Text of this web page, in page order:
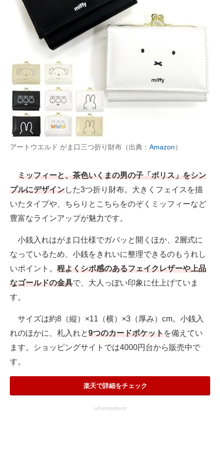
アートウエルド がま口三つ折り財布（出典： Amazon）
ミッフィーと、茶色いくまの男の子「ボリス」をシン
プルにデザインした3つ折り財布。大きくフェイスを描
いたタイプや、ちらりとこちらをのぞくミッフィーなど
豊富なラインアップが魅力です。
小銭入れはがま口仕様でガバッと開くほか、2層式に
なっているため、小銭をきれいに整理できるのもうれし
いポイント。 程よくシボ感のあるフェイクレザーや上品
なゴールドの金具で、大人っぽい印象に仕上げていま
す。
サイズは約8（縦）×11（横）×3（厚み）cm。小銭入
れのほかに、札入れと9つのカードポケットを備えてい
ます。ショッピングサイトでは4000円台から販売中で
す。
楽天で詳細をチェック
advertisement